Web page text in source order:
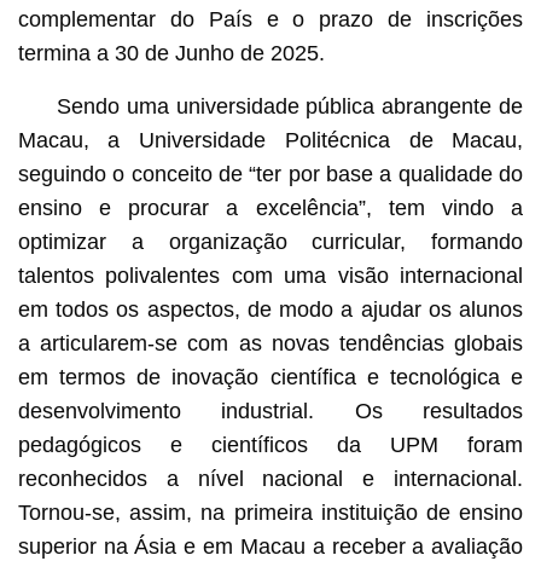
complementar do País e o prazo de inscrições
termina a 30 de Junho de 2025.
Sendo uma universidade pública abrangente de
Macau, a Universidade Politécnica de Macau,
seguindo o conceito de “ter por base a qualidade do
ensino e procurar a excelência”, tem vindo a
optimizar a organização curricular, formando
talentos polivalentes com uma visão internacional
em todos os aspectos, de modo a ajudar os alunos
a articularem-se com as novas tendências globais
em termos de inovação científica e tecnológica e
desenvolvimento industrial. Os resultados
pedagógicos e científicos da UPM foram
reconhecidos a nível nacional e internacional.
Tornou-se, assim, na primeira instituição de ensino
superior na Ásia e em Macau a receber a avaliação